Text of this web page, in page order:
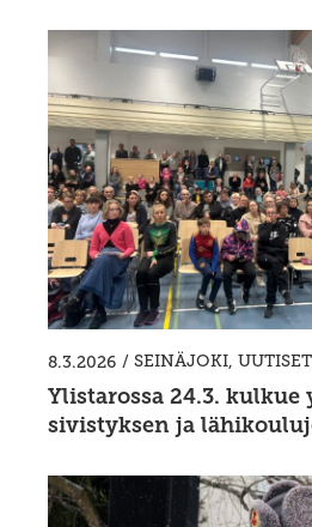
8.3.2026 / SEINÄJOKI, UUTISET
Ylistarossa 24.3.
sivistyksen ja